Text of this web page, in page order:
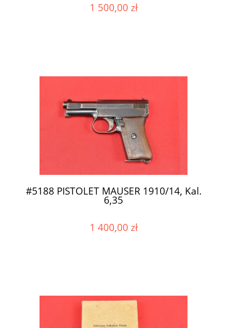
1 500,00 zł
#5188 PISTOLET MAUSER 1910/14, Kal.
6,35
1 400,00 zł